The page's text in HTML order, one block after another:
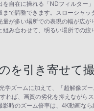
を自在に操れる「NDフィルター
まで調整できます。スローシャッ
量が多い場所での表現の幅が広が
組み合わせて、明るい場所での絞
を引き寄せて
学ズームに加えて、「超解像ズ
れば、画質の劣化を抑えながら
影時のズーム倍率は、4K動画な